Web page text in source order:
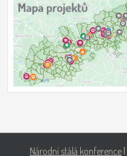
Národní stálá konference